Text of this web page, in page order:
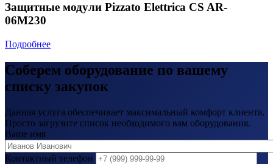
Защитные модули Pizzato Elettrica CS AR-
06M230
Подробнее
Соберем оборудование по вашему
списку закупок
Данная услуга обеспечивает максимальный комфорт клиента.
Просто загрузите список необходимого вам оборудования.
Ваше имя
Контактный телефон